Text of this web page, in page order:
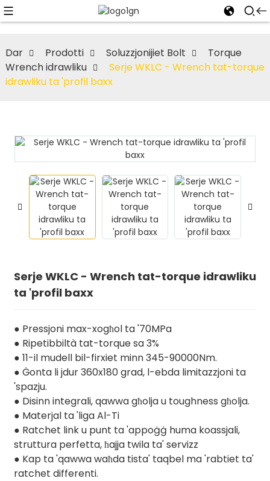
Dar Prodotti Soluzzjonijiet Bolt
Torque
Wrench idrawliku
Serje WKLC - Wrench tat-torque
idrawliku ta 'profil baxx
Serje WKLC - Wrench tat-torque idrawliku
ta 'profil baxx
● Pressjoni max-xogħol ta '70MPa
● Ripetibbiltà tat-torque sa 3%
● 11-il mudell bil-firxiet minn 345-90000Nm.
● Ġonta li jdur 360x180 grad, l-ebda limitazzjoni ta
'spazju.
● Disinn integrali, qawwa għolja u toughness għolja.
● Materjal ta 'liga Al-Ti
● Ratchet link u punt ta 'appoġġ huma koassjali,
struttura perfetta, ħajja twila ta' servizz
● Kap ta 'qawwa waħda tista' taqbel ma 'rabtiet ta'
ratchet differenti.